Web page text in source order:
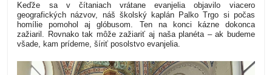
Keďže sa v čítaniach vrátane evanjelia objavilo viacero
geografických názvov, náš školský kaplán Palko Trgo si počas
homílie pomohol aj glóbusom. Ten na konci kázne dokonca
zažiaril. Rovnako tak môže zažiariť aj naša planéta – ak budeme
všade, kam prídeme, šíriť posolstvo evanjelia.